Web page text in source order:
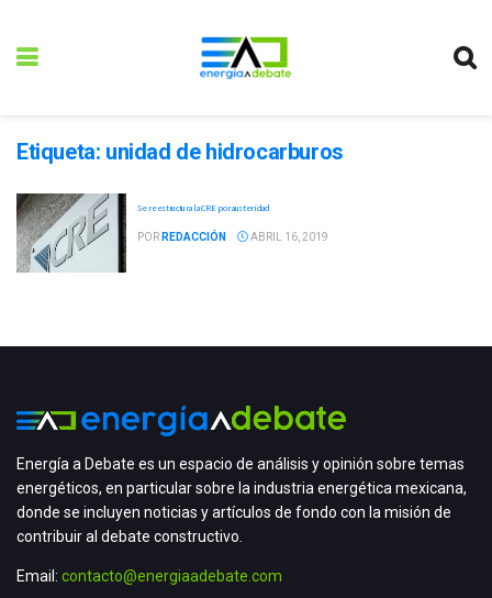
Etiqueta: unidad de hidrocarburos
Se reestructura la CRE por austeridad
POR REDACCIÓN ABRIL 16, 2019
Energía a Debate es un espacio de análisis y opinión sobre temas
energéticos, en particular sobre la industria energética mexicana,
donde se incluyen noticias y artículos de fondo con la misión de
contribuir al debate constructivo.
Email: contacto@energiaadebate.com